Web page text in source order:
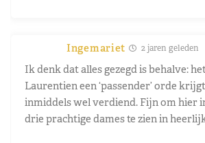
Ingemariet 2 jaren geleden
Ik denk dat alles gezegd is behalve:
Laurentien een ‘passender’ orde
inmiddels wel verdiend. Fijn om hier
drie prachtige dames te zien in